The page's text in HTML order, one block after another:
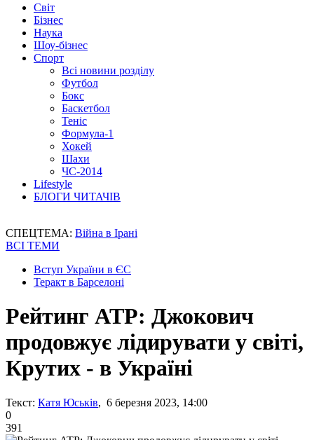
Світ
Бізнес
Наука
Шоу-бізнес
Спорт
Всі новини розділу
Футбол
Бокс
Баскетбол
Теніс
Формула-1
Хокей
Шахи
ЧС-2014
Lifestyle
БЛОГИ ЧИТАЧІВ
СПЕЦТЕМА: Війна в Ірані
ВСІ ТЕМИ
Вступ України в ЄС
Теракт в Барселоні
Рейтинг ATP: Джокович
продовжує лідирувати у світі,
Крутих - в Україні
Текст: Катя Юськів, 6 березня 2023, 14:00
0
391